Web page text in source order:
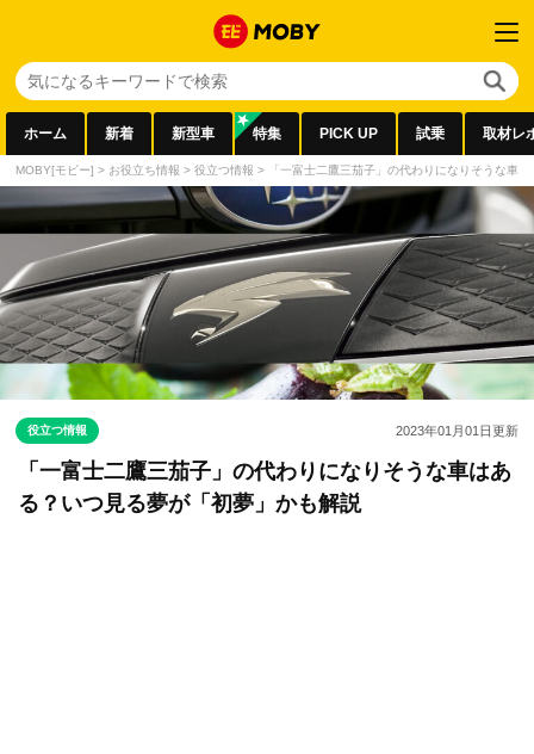
ホーム 新着 新型車 特集 PICK UP 試乗 取材レ
MOBY[モビー] > お役立ち情報 > 役立つ情報 > 「一富士二鷹三茄子」の代わりになりそうな車
役立つ情報 2023年01月01日更新
「一富士二鷹三茄子」の代わりになりそうな車はあ
る？いつ見る夢が「初夢」かも解説